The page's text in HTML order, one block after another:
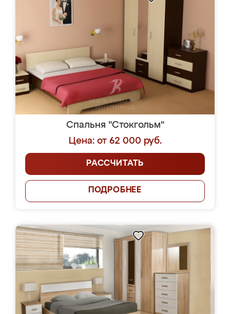
Спальня "Стокгольм"
Цена: от 62 000 руб.
РАССЧИТАТЬ
ПОДРОБНЕЕ